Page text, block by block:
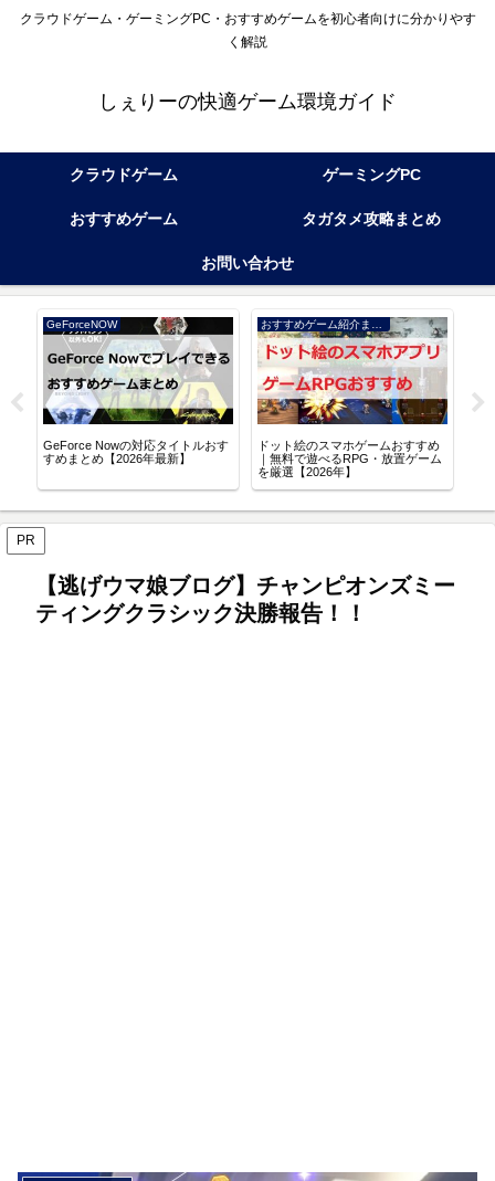
クラウドゲーム・ゲーミングPC・おすすめゲームを初心者向けに分かりやす
く解説
しぇりーの快適ゲーム環境ガイド
クラウドゲーム ゲーミングPC
おすすめゲーム タガタメ攻略まとめ
お問い合わせ
GeForceNOW
GeForce Nowの対応タイトルおす
すめまとめ【2026年最新】
ドット絵のスマホゲームおすすめ
｜無料で遊べるRPG・放置ゲーム
を厳選【2026年】
PR
【逃げウマ娘ブログ】チャンピオンズミー
ティングクラシック決勝報告！！